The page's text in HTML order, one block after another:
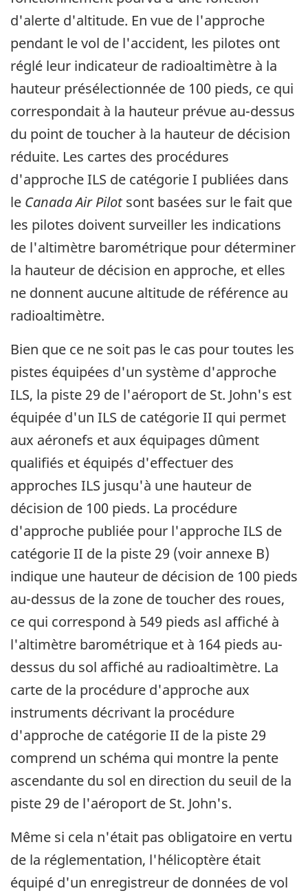
d'alerte d'altitude. En vue de l'approche
pendant le vol de l'accident, les pilotes ont
réglé leur indicateur de radioaltimètre à la
hauteur présélectionnée de 100 pieds, ce qui
correspondait à la hauteur prévue au-dessus
du point de toucher à la hauteur de décision
réduite. Les cartes des procédures
d'approche ILS de catégorie I publiées dans
le Canada Air Pilotsont basées sur le fait que
les pilotes doivent surveiller les indications
de l'altimètre barométrique pour déterminer
la hauteur de décision en approche, et elles
ne donnent aucune altitude de référence au
radioaltimètre.
Bien que ce ne soit pas le cas pour toutes les
pistes équipées d'un système d'approche
ILS, la piste 29 de l'aéroport de St. John's est
équipée d'un ILS de catégorie II qui permet
aux aéronefs et aux équipages dûment
qualifiés et équipés d'effectuer des
approches ILS jusqu'à une hauteur de
décision de 100 pieds. La procédure
d'approche publiée pour l'approche ILS de
catégorie II de la piste 29 (voir annexe B)
indique une hauteur de décision de 100 pieds
au-dessus de la zone de toucher des roues,
ce qui correspond à 549 pieds asl affiché à
l'altimètre barométrique et à 164 pieds au-
dessus du sol affiché au radioaltimètre. La
carte de la procédure d'approche aux
instruments décrivant la procédure
d'approche de catégorie II de la piste 29
comprend un schéma qui montre la pente
ascendante du sol en direction du seuil de la
piste 29 de l'aéroport de St. John's.
Même si cela n'était pas obligatoire en vertu
de la réglementation, l'hélicoptère était
équipé d'un enregistreur de données de vol